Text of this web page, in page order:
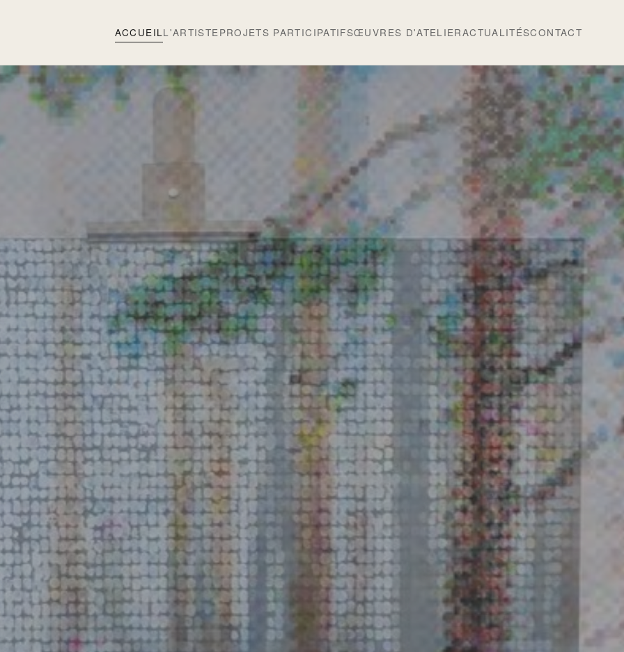
ACCUEILL'ARTISTEPROJETS PARTICIPATIFSŒUVRES D'ATELIERACTUALITÉSCONTACT